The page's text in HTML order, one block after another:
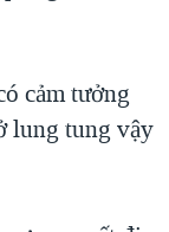
cảm tưởng
lung tung vậy